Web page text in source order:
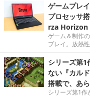
ゲームプレ
プロセッサ
rza Horizon
ゲーム＆制作
プレイ。放熱
シリーズ第1
ない『カル
搭載で、あ
シリーズ第1作